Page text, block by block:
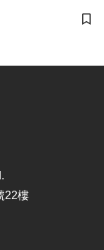
儲
22樓